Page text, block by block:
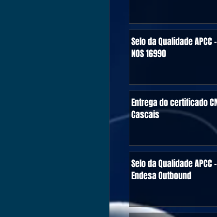
Selo da Qualidade APCC -
NOS 16990
Entrega do certificado
Cascais
Selo da Qualidade APCC -
Endesa Outbound